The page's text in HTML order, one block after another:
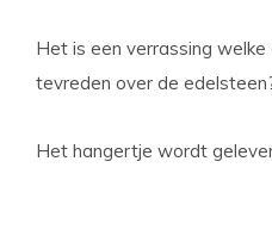
Het is een verrassing
tevreden over de
Het hangertje wordt